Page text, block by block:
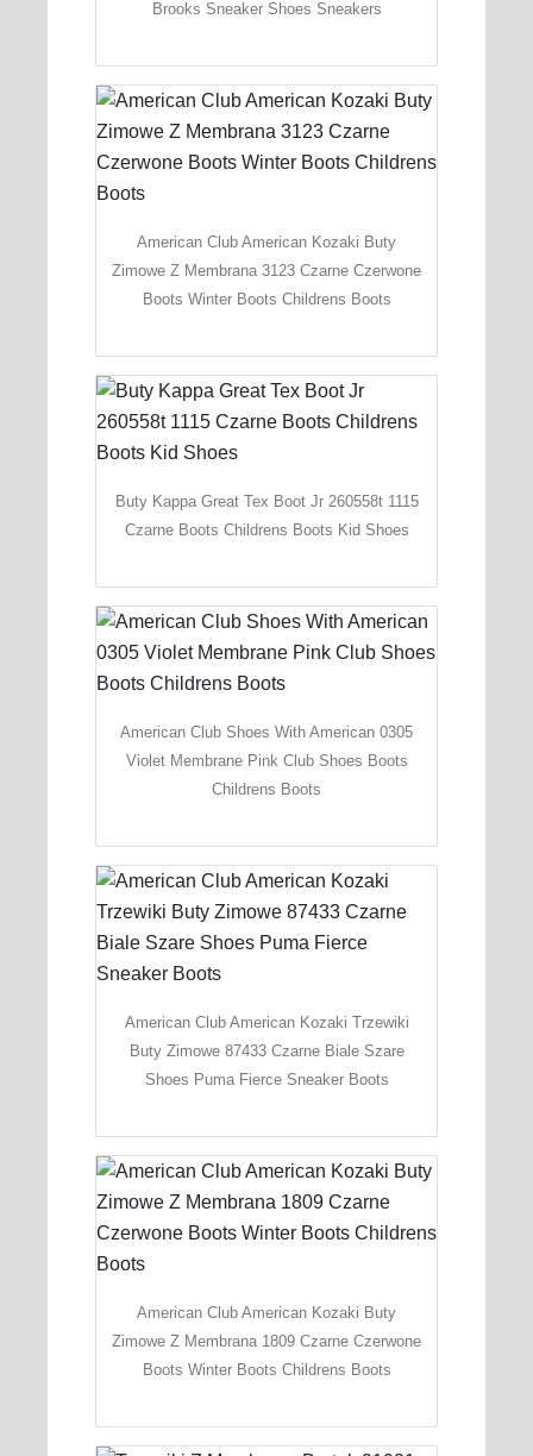
Brooks Sneaker Shoes Sneakers
American Club American Kozaki Buty
Zimowe Z Membrana 3123 Czarne Czerwone
Boots Winter Boots Childrens Boots
Buty Kappa Great Tex Boot Jr 260558t 1115
Czarne Boots Childrens Boots Kid Shoes
American Club Shoes With American 0305
Violet Membrane Pink Club Shoes Boots
Childrens Boots
American Club American Kozaki Trzewiki
Buty Zimowe 87433 Czarne Biale Szare
Shoes Puma Fierce Sneaker Boots
American Club American Kozaki Buty
Zimowe Z Membrana 1809 Czarne Czerwone
Boots Winter Boots Childrens Boots